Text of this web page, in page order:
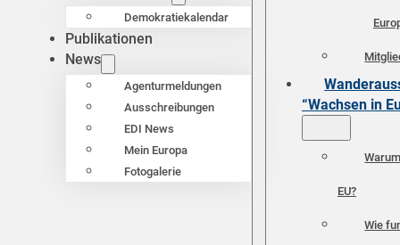
Demokratiekalendar
Publikationen
News
Agenturmeldungen
Ausschreibungen
EDI News
Mein Europa
Fotogalerie
“Wachsen in
EU?
Wie